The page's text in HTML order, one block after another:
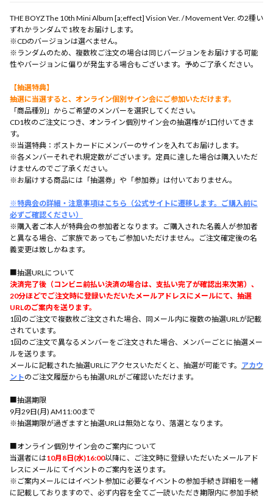
THE BOYZ The 10th Mini Album [a;effect] Vision Ver. / Movement Ver. の2種い
ずれかランダムで1枚をお届けします。
※CDのバージョンは選べません。
※ランダムのため、複数枚ご注文の場合は同じバージョンをお届けする可能
性やバージョンに偏りが発生する場合もございます。予めご了承ください。
【抽選特典】
抽選に当選すると、オンライン個別サイン会にご参加いただけます。
「商品種別」からご希望のメンバーを選択してください。
CD1枚のご注文につき、オンライン個別サイン会の抽選権が1口付いてきま
す。
※当選特典：ポストカードにメンバーのサインを入れてお届けします。
※各メンバーそれぞれ規定数がございます。定員に達した場合は購入いただ
けませんのでご了承ください。
※お届けする商品には「抽選券」や「参加券」は付いておりません。
※特典会の詳細・注意事項はこちら（公式サイトに遷移します。ご購入前に
必ずご確認ください）
※購入者ご本人が特典会の参加者となります。ご購入された名義人が参加者
と異なる場合、ご家族であってもご参加いただけません。ご注文確定後の名
義変更は致しかねます。
■抽選URLについて
決済完了後（コンビニ前払い決済の場合は、支払い完了が確認出来次第）、
20分ほどでご注文時に登録いただいたメールアドレスにメールにて、抽選
URLのご案内を送ります。
1回のご注文で複数枚ご注文された場合、同メール内に複数の抽選URLが記載
されています。
1回のご注文で異なるメンバーをご注文された場合、メンバーごとに抽選メー
ルを送ります。
メールに記載された抽選URLにアクセスいただくと、抽選が可能です。 アカウ
ントのご注文履歴からも抽選URLがご確認いただけます。
■抽選期限
9月29日(月) AM11:00まで
※抽選期限が過ぎますと抽選URLは無効となり、落選となります。
■オンライン個別サイン会のご案内について
当選者には10月8日(水)16:00以降に、ご注文時に登録いただいたメールアド
レスにメールにてイベントのご案内を送ります。
※ご案内メールにはイベント参加に必要なイベントの参加手続き詳細を一緒
に記載しておりますので、必ず内容を全てご一読いただき期限内に参加手続